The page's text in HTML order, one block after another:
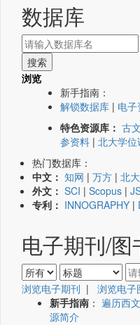
数据库
浏览
新手指南：
解锁数据库 | 电
特色资源库： 古
参资料 | 北大学位
热门数据库：
中文： 知网 | 万方 | 北
外文： SCI | Scopus |
专利： INNOGRAPHY |
电子期刊/图
浏览电子期刊 | 浏览电子
新手指南 ： 遍历西
源简介